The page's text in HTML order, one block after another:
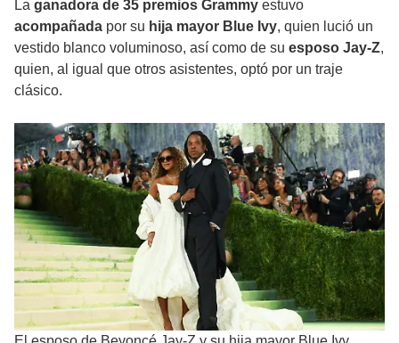
La ganadora de 35 premios Grammy estuvo
acompañada por su hija mayor Blue Ivy, quien lució un
vestido blanco voluminoso, así como de su esposo Jay-Z,
quien, al igual que otros asistentes, optó por un traje
clásico.